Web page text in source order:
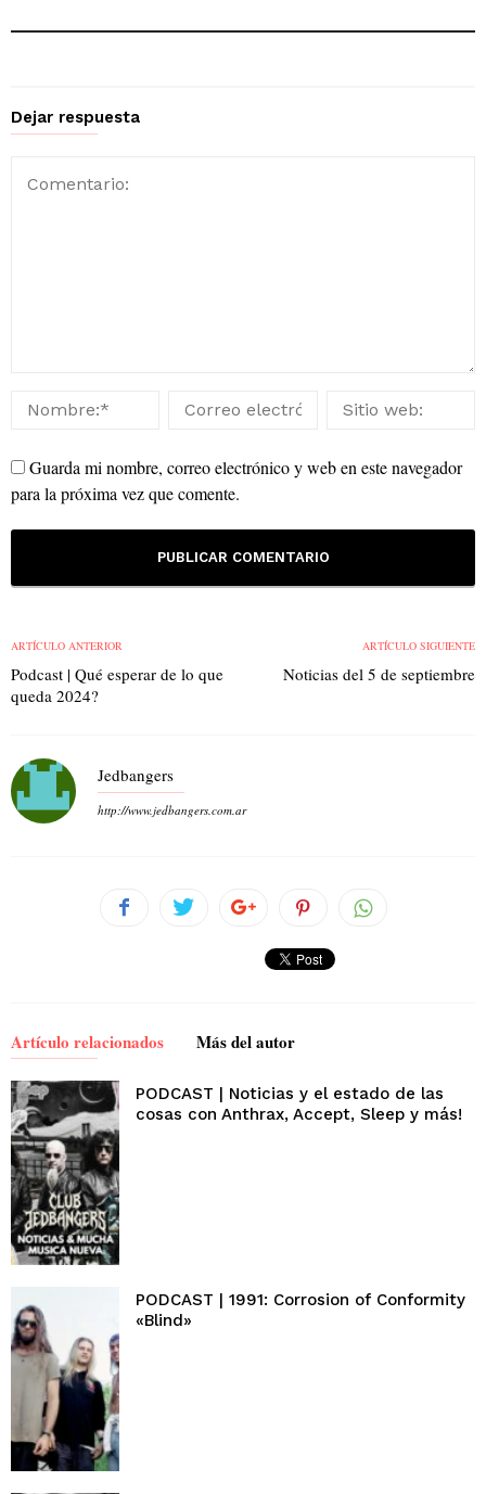
Dejar respuesta
Guarda mi nombre, correo electrónico y web en este navegador
para la próxima vez que comente.
ARTÍCULO ANTERIOR
Podcast | Qué esperar de lo que
queda 2024?
ARTÍCULO SIGUIENTE
Noticias del 5 de septiembre
Jedbangers
http://www.jedbangers.com.ar
Artículo relacionados Más del autor
PODCAST | Noticias y el estado de las
cosas con Anthrax, Accept, Sleep y más!
PODCAST | 1991: Corrosion of Conformity
«Blind»